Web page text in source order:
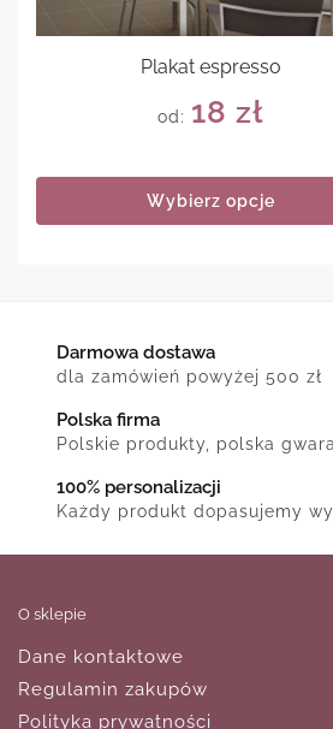
Plakat espresso
od: 18 zł
Wybierz opcje
Darmowa dostawa
dla zamówień powyżej 500 zł
Polska firma
Polskie produkty, polska
100% personalizacji
Każdy produkt dopasujemy
O sklepie
Dane kontaktowe
Regulamin zakupów
Polityka prywatności